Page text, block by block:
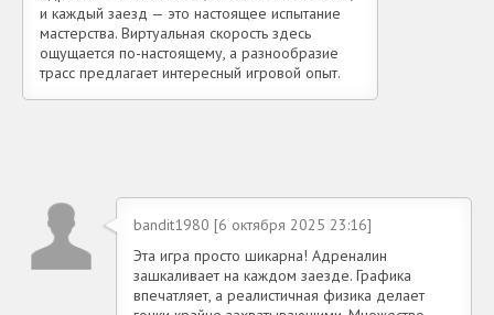
и каждый заезд — это настоящее испытание
мастерства. Виртуальная скорость здесь
ощущается по-настоящему, а разнообразие
трасс предлагает интересный игровой опыт.
bandit1980 [6 октября 2025 23:16]
Эта игра просто шикарна! Адреналин
зашкаливает на каждом заезде. Графика
впечатляет, а реалистичная физика делает